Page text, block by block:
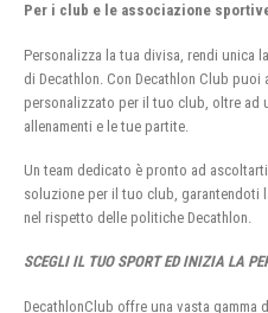
Per i club e le associazione
Personalizza la tua divisa, rendi unica
di Decathlon. Con Decathlon Club
personalizzato per il tuo club, oltre ad
allenamenti e le tue partite.
Un team dedicato è pronto ad
soluzione per il tuo club, garantendoti
nel rispetto delle politiche Decathlon.
SCEGLI IL TUO SPORT ED INIZIA LA
DecathlonClub offre una vasta